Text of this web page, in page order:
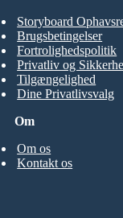
Om
Om os
Kontakt os
Storyboard
Brugsbetingelser
Fortrolighedspolitik
Privatliv og
Tilgængelighed
Dine Privatlivsvalg